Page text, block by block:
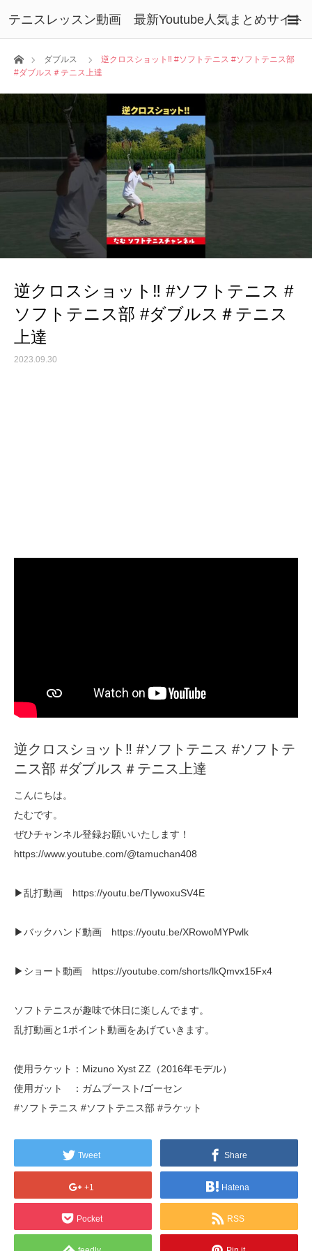
テニスレッスン動画 最新Youtube人気まとめサイト
ホームダブルス
逆クロスショット‼︎ #ソフトテニス #ソフトテニス部
#ダブルス＃テニス上達
逆クロスショット‼︎ #ソフトテニス #
ソフトテニス部 #ダブルス＃テニス
上達
2023.09.30
逆クロスショット‼︎ #ソフトテニス #ソフトテ
ニス部 #ダブルス＃テニス上達
こんにちは。
たむです。
ぜひチャンネル登録お願いいたします！
https://www.youtube.com/@tamuchan408
▶︎乱打動画 https://youtu.be/TIywoxuSV4E
▶︎バックハンド動画 https://youtu.be/XRowoMYPwlk
▶︎ショート動画 https://youtube.com/shorts/lkQmvx15Fx4
ソフトテニスが趣味で休日に楽しんでます。
乱打動画と1ポイント動画をあげていきます。
使用ラケット：Mizuno Xyst ZZ（2016年モデル）
使用ガット ：ガムブースト/ゴーセン
#ソフトテニス #ソフトテニス部 #ラケット
Tweet Share
+1 Hatena
Pocket RSS